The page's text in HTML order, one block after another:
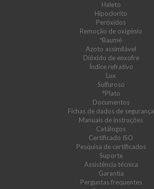
Haleto
Hipoclorito
Peróxidos
Remoção de oxigénio
ºBaumé
Azoto assimilável
Dióxido de enxofre
Índice refrativo
Lux
Sulfuroso
°Plato
Documentos
Fichas de dados de segurança
Manuais de instruções
Catálogos
Certificado ISO
Pesquisa de certificados
Suporte
Assistência técnica
Garantia
Perguntas frequentes